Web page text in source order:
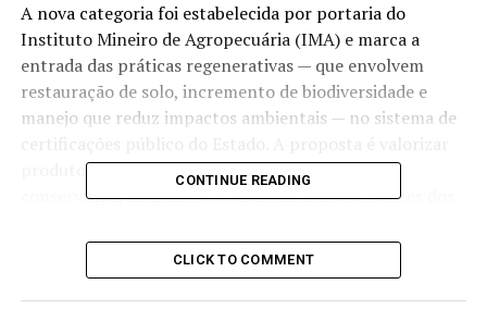
A nova categoria foi estabelecida por portaria do
Instituto Mineiro de Agropecuária (IMA) e marca a
entrada das práticas regenerativas — que envolvem
restauração de solo, incremento de biodiversidade e
manejo que reduz impactos ambientais — no sistema de
produtores que combinam produtividade com
conservação, alinhando-se às demandas crescentes dos
com menor pegada ambiental.
O Certifica Minas, criado em 2018, já certificou mais de
CONTINUE READING
CLICK TO COMMENT